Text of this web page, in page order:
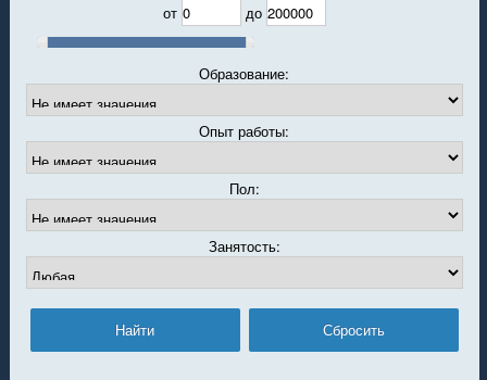
от
до
Образование:
Опыт работы:
Пол:
Занятость: